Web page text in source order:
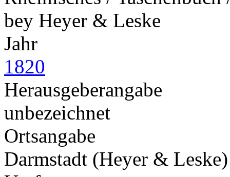
bey Heyer & Leske
Jahr
1820
Herausgeberangabe
unbezeichnet
Ortsangabe
Darmstadt (Heyer & Leske)